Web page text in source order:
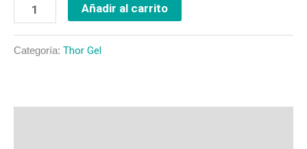
Añadir al carrito
Categoría: Thor Gel